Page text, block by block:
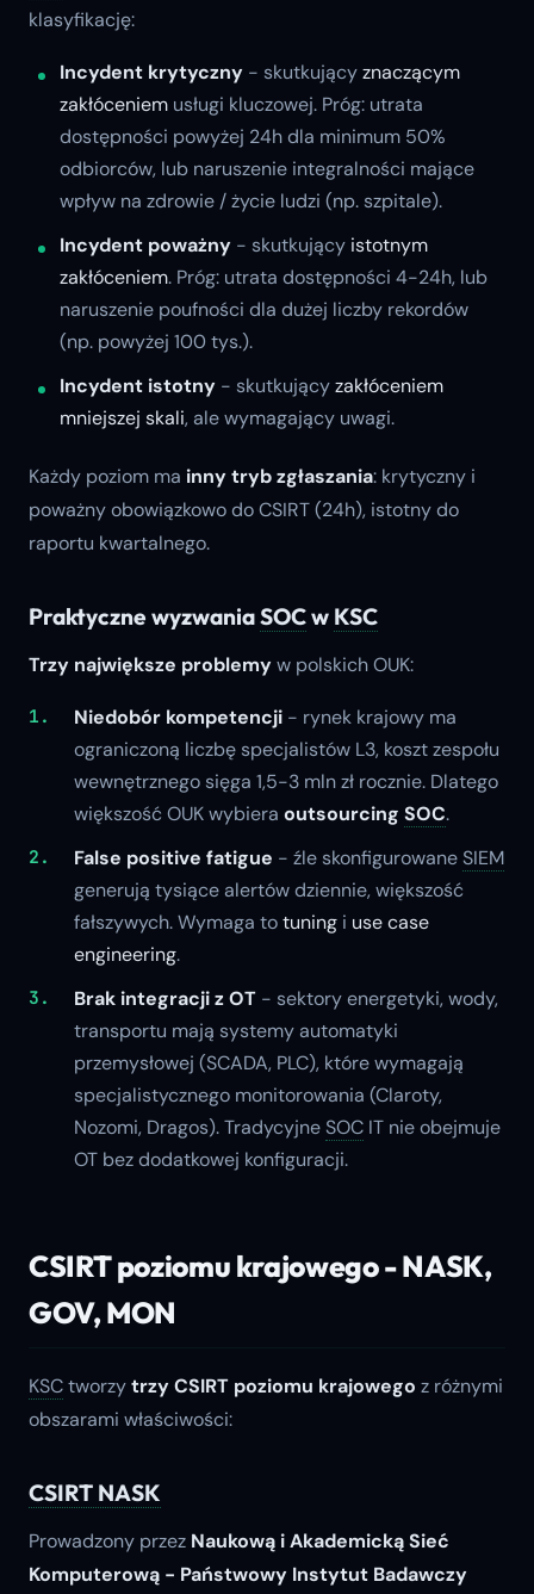
klasyfikację:
Incydent krytyczny - skutkującyznaczącym
zakłóceniem usługi kluczowej. Próg: utrata
dostępności powyżej 24h dla minimum 50%
odbiorców, lub naruszenie integralności mające
wpływ na zdrowie / życie ludzi (np. szpitale).
Incydent poważny - skutkujący istotnym
zakłóceniem. Próg: utrata dostępności 4-24h, lub
naruszenie poufności dla dużej liczby rekordów
(np. powyżej 100 tys.).
Incydent istotny - skutkującyzakłóceniem
mniejszej skali, ale wymagający uwagi.
Każdy poziom ma inny tryb zgłaszania: krytyczny i
poważny obowiązkowo do CSIRT (24h), istotny do
raportu kwartalnego.
Praktyczne wyzwaniaSOCw KSC
Trzy największe problemyw polskich OUK:
Niedobór kompetencji - rynek krajowy ma
ograniczoną liczbę specjalistów L3, koszt zespołu
wewnętrznego sięga 1,5-3 mln zł rocznie. Dlatego
większość OUK wybiera outsourcing SOC.
False positive fatigue - źle skonfigurowaneSIEM
generują tysiące alertów dziennie, większość
fałszywych. Wymaga totuning i use case
engineering.
Brak integracji z OT - sektory energetyki, wody,
transportu mają systemy automatyki
przemysłowej (SCADA, PLC), które wymagają
specjalistycznego monitorowania (Claroty,
Nozomi, Dragos). TradycyjneSOC IT nie obejmuje
OT bez dodatkowej konfiguracji.
CSIRT poziomu krajowego - NASK,
GOV, MON
KSCtworzytrzy CSIRT poziomu krajowego z różnymi
obszarami właściwości:
CSIRT NASK
Prowadzony przez Naukową i Akademicką Sieć
Komputerową - Państwowy Instytut Badawczy